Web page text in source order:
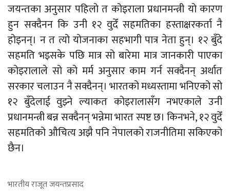
जयन्तका अनुसार पहिलो त कोइराला प्रधानमन्त्री यो कारण
हुन सक्दैनन कि उनी १२ वुदेँ सहमतिका हस्ताक्षरकर्ता नै
होइनन्। न त त्यो योजनाका सहभागी पात्र नेता हुन्। १२ बुँदे
सहमति भइसके पछि मात्र सो बारेमा मात्र जानकारी पाएका
कोइरालाले सो को मर्म अनुसार काम गर्न सक्दैनन् अर्थात
सरकार चलाउन नै सक्दैनन्। भारतको मध्यस्तामा भनिएको सो
१२ बुँदेलाई वुझ्ने ल्याकत कोइरालासँग नभएकाले उनी
प्रधानमन्त्री बन्न सक्दैनन् भन्नेमा भारत स्पष्ट छ। किनभने, १२ वुदेँ
सहमतिको औचित्य अझै पनि नेपालको राजनीतिमा सकिएको
छैन।
भारतीय राजूत जयन्तप्रसाद